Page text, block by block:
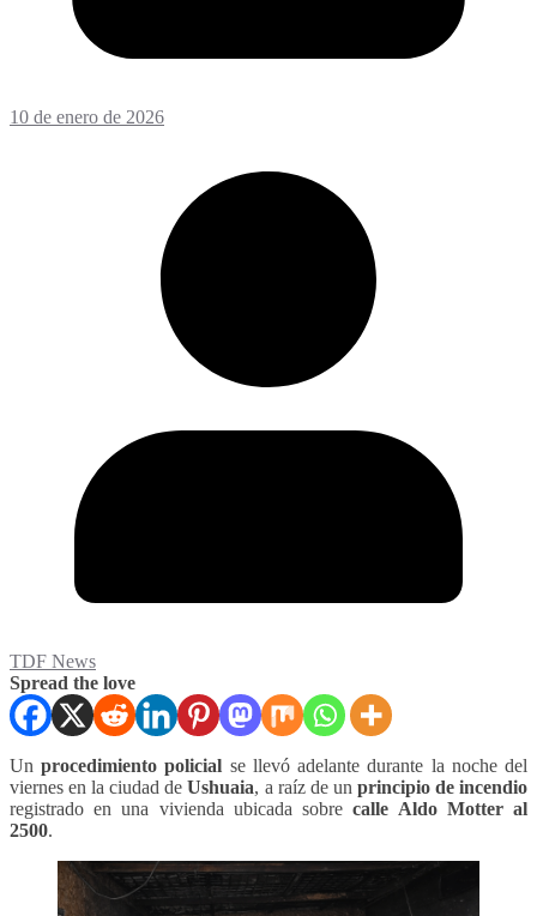
10 de enero de 2026
TDF News
Spread the love
Unprocedimiento policial se llevó adelante durante la noche del
viernes en la ciudad deUshuaia, a raíz de un principio de incendio
registrado en una vivienda ubicada sobrecalle Aldo Motter al
2500.